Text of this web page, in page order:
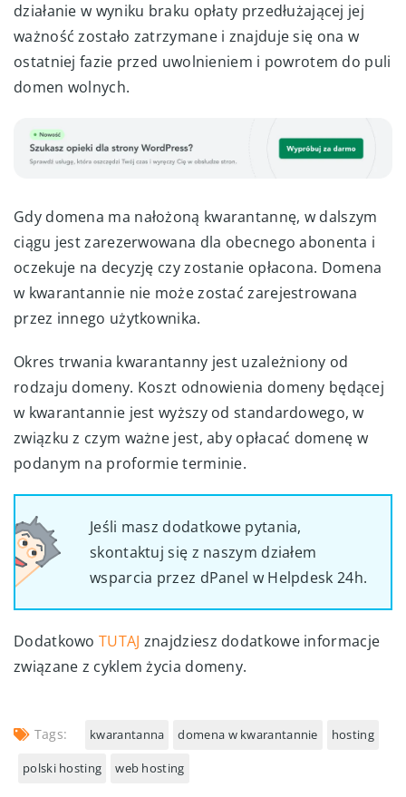
działanie w wyniku braku opłaty przedłużającej jej
ważność zostało zatrzymane i znajduje się ona w
ostatniej fazie przed uwolnieniem i powrotem do puli
domen wolnych.
Gdy domena ma nałożoną kwarantannę, w dalszym
ciągu jest zarezerwowana dla obecnego abonenta i
oczekuje na decyzję czy zostanie opłacona. Domena
w kwarantannie nie może zostać zarejestrowana
przez innego użytkownika.
Okres trwania kwarantanny jest uzależniony od
rodzaju domeny. Koszt odnowienia domeny będącej
w kwarantannie jest wyższy od standardowego, w
związku z czym ważne jest, aby opłacać domenę w
podanym na proformie terminie.
Jeśli masz dodatkowe pytania,
skontaktuj się z naszym działem
wsparcia przez dPanel w Helpdesk 24h.
DodatkowoTUTAJ znajdziesz dodatkowe informacje
związane z cyklem życia domeny.
Tags: kwarantanna domena w kwarantannie hosting
polski hosting web hosting